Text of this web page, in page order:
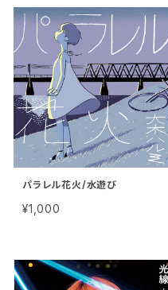
パラレル花火/水遊び
¥1,000